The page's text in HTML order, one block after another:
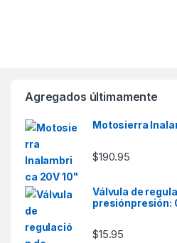
Agregados últimamente
Motosierra
$190.95
Válvula de
presiónpresión:
$15.95